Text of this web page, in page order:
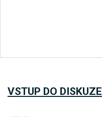
VSTUP DO DISKUZE